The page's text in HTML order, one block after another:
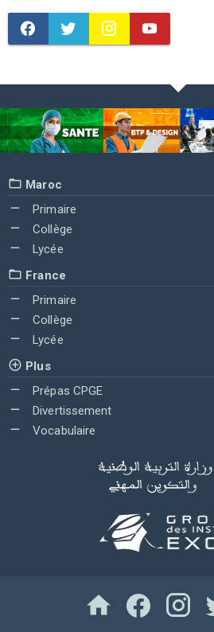
Maroc
Primaire
Collège
Lycée
France
Primaire
Collège
Lycée
Plus
Prépas CPGE
Divertissement
Vocabulaire